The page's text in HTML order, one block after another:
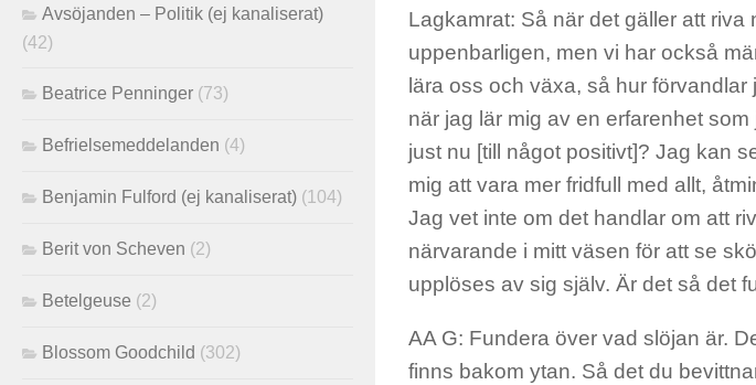
Lagkamrat: Så när det gäller att
uppenbarligen, men vi har också
lära oss och växa, så hur
när jag lär mig av en erfarenhet
just nu [till något positivt]? Jag kan
mig att vara mer fridfull med allt,
Jag vet inte om det handlar om att
närvarande i mitt väsen för att se
upplöses av sig själv. Är det så det
AA G: Fundera över vad slöjan är.
finns bakom ytan. Så det du
Avsöjanden – Politik (ej kanaliserat)
(42)
Beatrice Penninger (73)
Befrielsemeddelanden (4)
Benjamin Fulford (ej kanaliserat) (104)
Berit von Scheven (2)
Betelgeuse (2)
Blossom Goodchild (302)